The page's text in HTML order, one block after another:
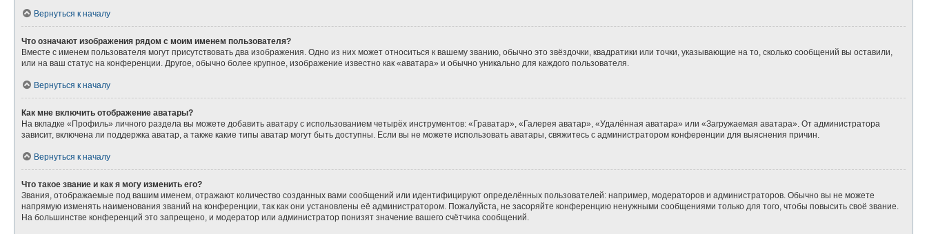
Вернуться к началу
Что означают изображения рядом с моим именем пользователя?
Вместе с именем пользователя могут присутствовать два изображения. Одно из них может относиться к вашему званию, обычно это звёздочки, квадратики или точки, указывающие на то, сколько сообщений вы оставили,
или на ваш статус на конференции. Другое, обычно более крупное, изображение известно как «аватара» и обычно уникально для каждого пользователя.
Вернуться к началу
Как мне включить отображение аватары?
На вкладке «Профиль» личного раздела вы можете добавить аватару с использованием четырёх инструментов: «Граватар», «Галерея аватар», «Удалённая аватара» или «Загружаемая аватара». От администратора
зависит, включена ли поддержка аватар, а также какие типы аватар могут быть доступны. Если вы не можете использовать аватары, свяжитесь с администратором конференции для выяснения причин.
Вернуться к началу
Что такое звание и как я могу изменить его?
Звания, отображаемые под вашим именем, отражают количество созданных вами сообщений или идентифицируют определённых пользователей: например, модераторов и администраторов. Обычно вы не можете
напрямую изменять наименования званий на конференции, так как они установлены её администратором. Пожалуйста, не засоряйте конференцию ненужными сообщениями только для того, чтобы повысить своё звание.
На большинстве конференций это запрещено, и модератор или администратор понизят значение вашего счётчика сообщений.